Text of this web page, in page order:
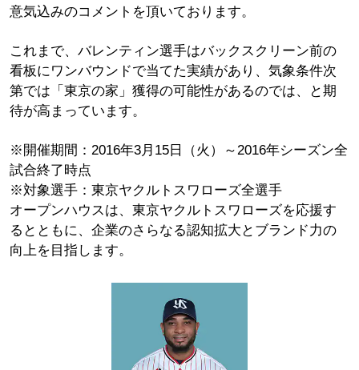
意気込みのコメントを頂いております。
これまで、バレンティン選手はバックスクリーン前の
看板にワンバウンドで当てた実績があり、気象条件次
第では「東京の家」獲得の可能性があるのでは、と期
待が高まっています。
※開催期間：2016年3月15日（火）～2016年シーズン全
試合終了時点
※対象選手：東京ヤクルトスワローズ全選手
オープンハウスは、東京ヤクルトスワローズを応援す
るとともに、企業のさらなる認知拡大とブランド力の
向上を目指します。